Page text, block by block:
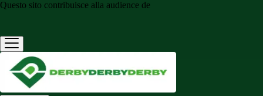
Questo sito contribuisce alla audience de